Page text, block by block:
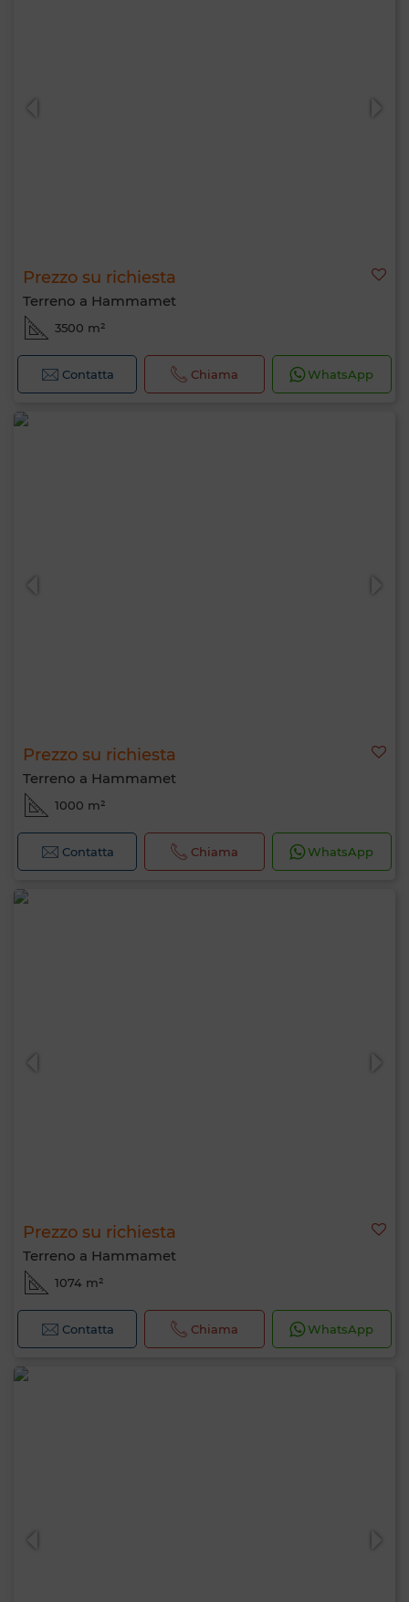
Prezzo su richiesta
Terreno a Hammamet
3500 m²
Contatta Chiama WhatsApp
Prezzo su richiesta
Terreno a Hammamet
1000 m²
Contatta Chiama WhatsApp
Prezzo su richiesta
Terreno a Hammamet
1074 m²
Contatta Chiama WhatsApp